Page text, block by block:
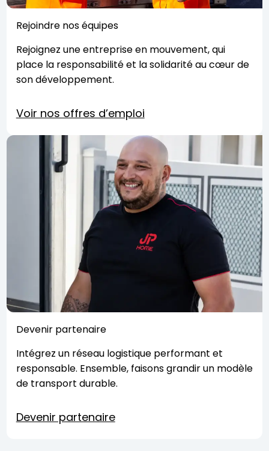
Rejoindre nos équipes
Rejoignez une entreprise en mouvement, qui
place la responsabilité et la solidarité au cœur de
son développement.
Voir nos offres d’emploi
Devenir partenaire
Intégrez un réseau logistique performant et
responsable. Ensemble, faisons grandir un modèle
de transport durable.
Devenir partenaire